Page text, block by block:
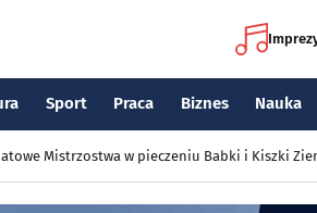
Sport Praca Biznes Nauka
Mistrzostwa w pieczeniu Babki i Kiszki